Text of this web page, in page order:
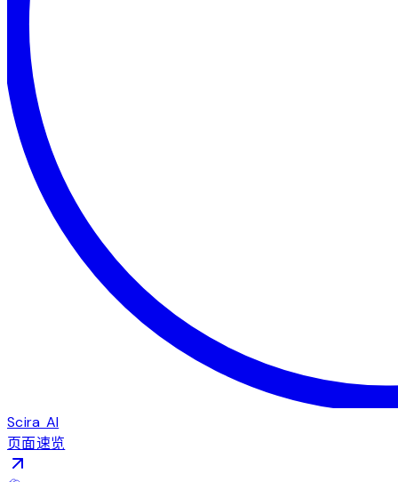
Scira AI
页面速览